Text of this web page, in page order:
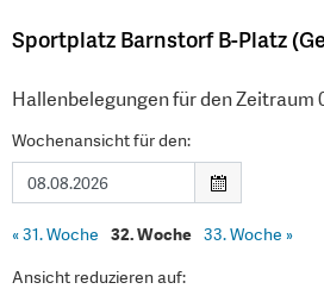
Sportplatz Barnstorf B-Platz
Hallenbelegungen für den Zeitraum
Wochenansicht für den:
«31. Woche 32. Woche 33. Woche »
Ansicht reduzieren auf: